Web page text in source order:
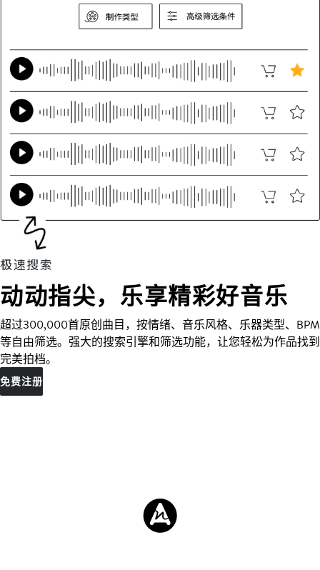
动动指尖，乐享精彩好音乐
超过300,000首原创曲目，按情绪、音乐风格、乐器类型、BPM
等自由筛选。强大的搜索引擎和筛选功能，让您轻松为作品找到
完美拍档。
免费注册